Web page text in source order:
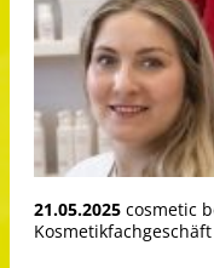
21.05.2025 cosmetic